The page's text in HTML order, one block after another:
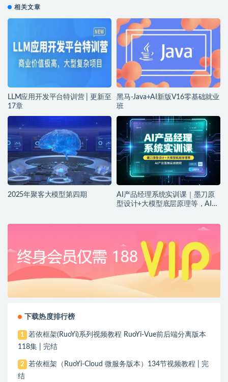
相关文章
LLM应用开发平台特训营 | 更新至
17章
黑马-Java+AI新版V16零基础就业
班
2025年聚客大模型第四期
AI产品经理系统实训课｜墨刀原
型设计+大模型底层原理等，AI产
下载热度排行榜
1
若依框架(RuoYi)系列视频教程 RuoYi-Vue前后端分离版本
118集 | 完结
2
若依框架（RuoYi-Cloud 微服务版本）134节视频教程 | 完
结